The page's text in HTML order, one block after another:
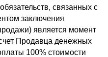
связанных с
заключения
является момент
Продавца денежных
100% стоимости